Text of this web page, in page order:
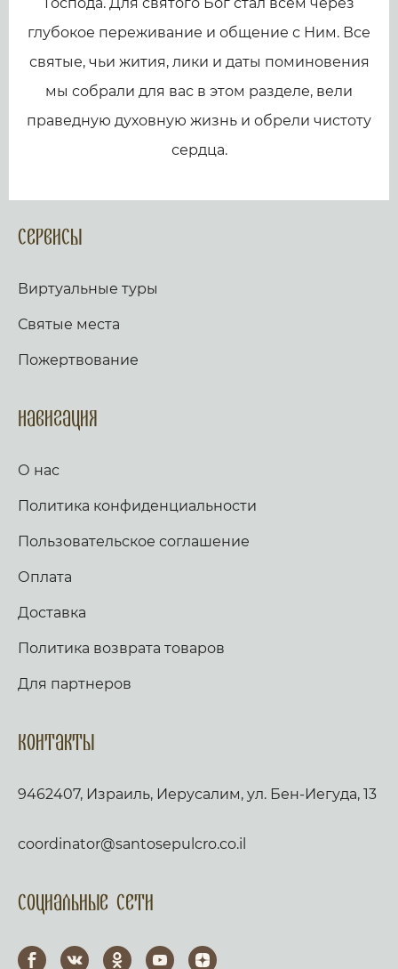
глубокое переживание и общение с Ним. Все
святые, чьи жития, лики и даты поминовения
мы собрали для вас в этом разделе, вели
праведную духовную жизнь и обрели чистоту
сердца.
Сервисы
Виртуальные туры
Святые места
Пожертвование
Навигация
О нас
Политика конфиденциальности
Пользовательское соглашение
Оплата
Доставка
Политика возврата товаров
Для партнеров
Контакты
9462407, Израиль, Иерусалим, ул. Бен-Иегуда, 13
coordinator@santosepulcro.co.il
Социальные сети